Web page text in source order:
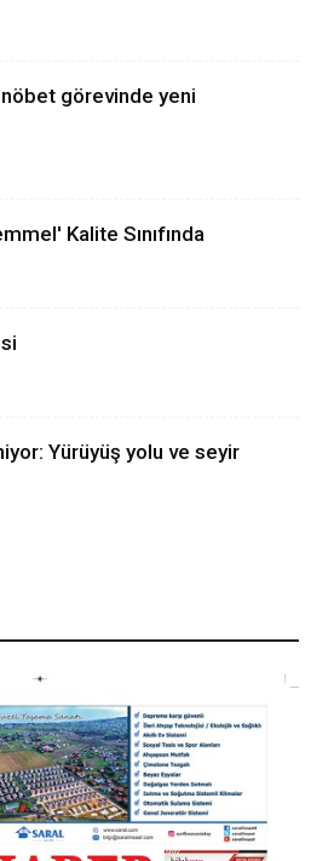
görevinde yeni
Kalite Sınıfında
Yürüyüş yolu ve seyir